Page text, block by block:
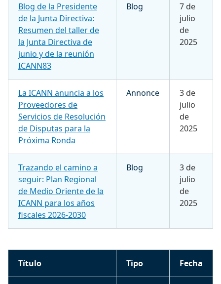
Blog de la Presidente
de la Junta Directiva:
Resumen del taller de
la Junta Directiva de
junio y de la reunión
ICANN83
Blog
7 de
julio
de
2025
La ICANN anuncia a los
Proveedores de
Servicios de Resolución
de Disputas para la
Próxima Ronda
Annonce
3 de
julio
de
2025
Trazando el camino a
seguir: Plan Regional
de Medio Oriente de la
ICANN para los años
fiscales 2026-2030
Blog
3 de
julio
de
2025
Título Tipo Fecha